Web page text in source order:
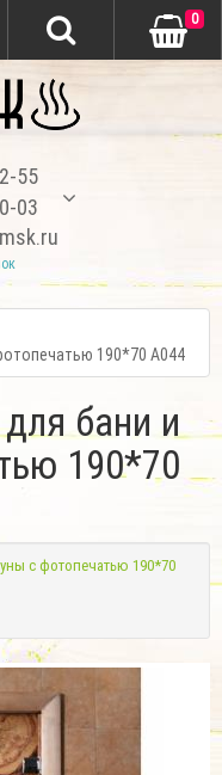
55
03
0
190*70 А044
бани и
190*70
с фотопечатью 190*70